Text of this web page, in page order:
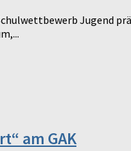
Jugend
am GAK